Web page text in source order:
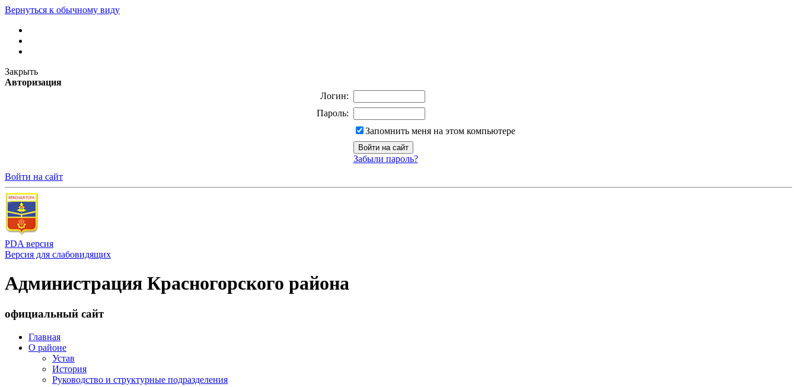
Вернуться к обычному виду
Закрыть
Авторизация
Логин:
Пароль:
Запомнить меня на этом компьютере
Забыли пароль?
Войти на сайт
PDA версия
Версия для слабовидящих
Администрация Красногорского района
официальный сайт
Главная
О районе
Устав
История
Руководство и структурные подразделения